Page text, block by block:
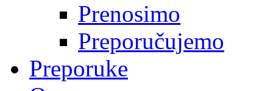
Prenosimo
Preporučujemo
Preporuke